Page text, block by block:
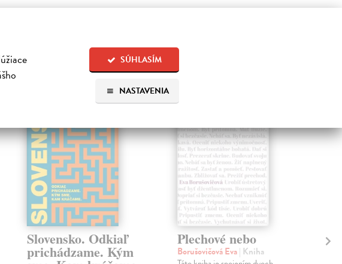
SÚHLASÍM
NASTAVENIA
si kúpili aj:
na sklade
Slovensko. Odkiaľ
prichádzame. Kým
Plechové nebo
Borušovičová Eva| Kniha